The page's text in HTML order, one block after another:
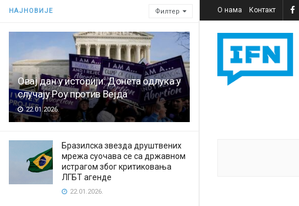
НАЈНОВИЈЕ Филтер
Овај дан у историји: Донета одлука у
случају Роу против Вејда
22.01.2026.
Бразилска звезда друштвених
мрежа суочава се са државном
истрагом због критиковања
ЛГБТ агенде
22.01.2026.
О нама Контакт